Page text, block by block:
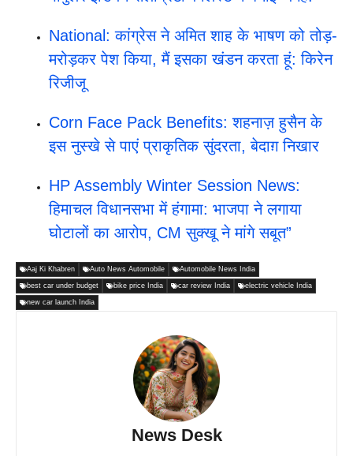
National: कांग्रेस ने अमित शाह के भाषण को तोड़-
मरोड़कर पेश किया, मैं इसका खंडन करता हूं: किरेन
रिजीजू
Corn Face Pack Benefits: शहनाज़ हुसैन के
इस नुस्खे से पाएं प्राकृतिक सुंदरता, बेदाग़ निखार
HP Assembly Winter Session News:
हिमाचल विधानसभा में हंगामा: भाजपा ने लगाया
घोटालों का आरोप, CM सुक्खू ने मांगे सबूत”
Aaj Ki Khabren Auto News Automobile Automobile News India
best car under budget bike price India car review India electric vehicle India
new car launch India
News Desk